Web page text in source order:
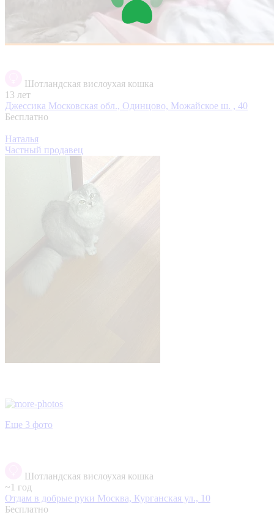
Шотландская вислоухая кошка
13 лет
Джессика Московская обл., Одинцово, Можайское ш. , 40
Бесплатно
Наталья
Частный продавец
Еще 3 фото
Шотландская вислоухая кошка
~1 год
Отдам в добрые руки Москва, Курганская ул., 10
Бесплатно